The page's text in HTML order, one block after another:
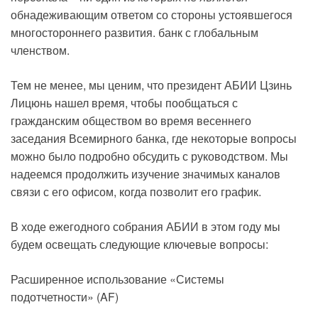
обнадеживающим ответом со стороны устоявшегося
многостороннего развития. банк с глобальным
членством.
Тем не менее, мы ценим, что президент АБИИ Цзинь
Лицюнь нашел время, чтобы пообщаться с
гражданским обществом во время весеннего
заседания Всемирного банка, где некоторые вопросы
можно было подробно обсудить с руководством. Мы
надеемся продолжить изучение значимых каналов
связи с его офисом, когда позволит его график.
В ходе ежегодного собрания АБИИ в этом году мы
будем освещать следующие ключевые вопросы:
Расширенное использование «Системы
подотчетности» (AF)